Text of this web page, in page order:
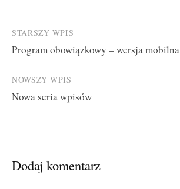
Post
navigation
STARSZY WPIS
Program obowiązkowy – wersja mobilna
NOWSZY WPIS
Nowa seria wpisów
Dodaj komentarz